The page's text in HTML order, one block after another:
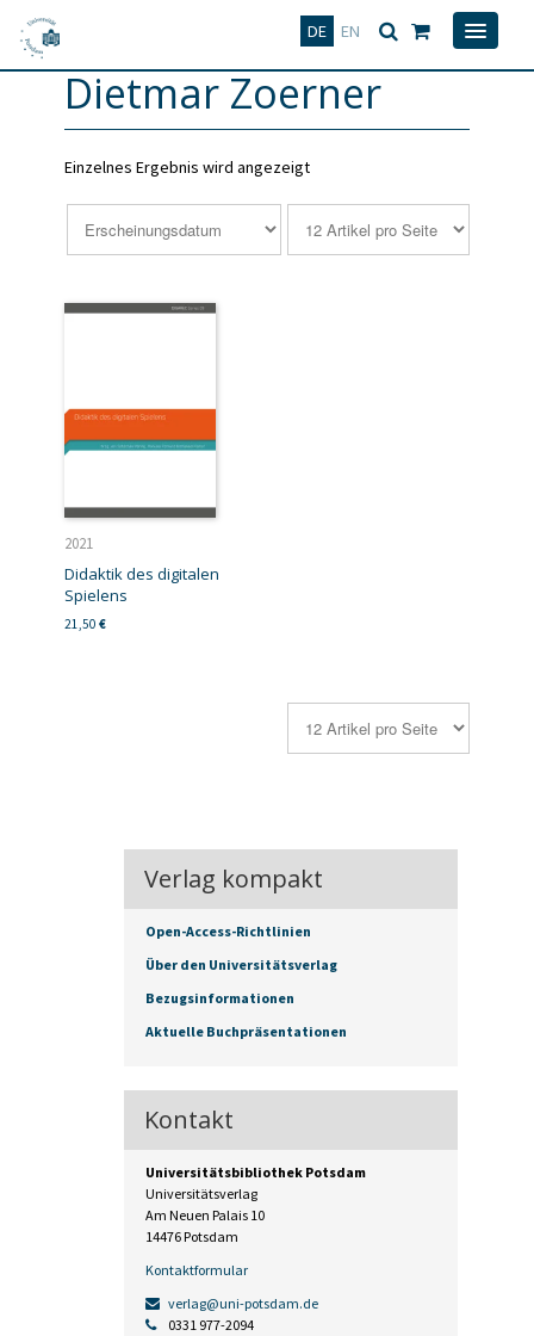
DE EN
Deutsch
Dietmar Zoerner
Einzelnes Ergebnis wird angezeigt
2021
Didaktik des digitalen
Spielens
21,50 €
Verlag kompakt
Open-Access-Richtlinien
Über den Universitätsverlag
Bezugsinformationen
Aktuelle Buchpräsentationen
Kontakt
Universitätsbibliothek Potsdam
Universitätsverlag
Am Neuen Palais 10
14476 Potsdam
Kontaktformular
verlag@uni-potsdam.de
0331 977-2094